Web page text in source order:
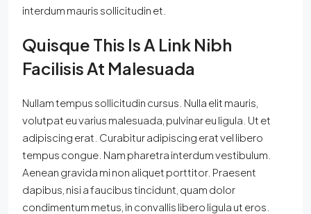
interdum mauris sollicitudin et.
Quisque This Is A Link Nibh
Facilisis At Malesuada
Nullam tempus sollicitudin cursus. Nulla elit mauris,
volutpat eu varius malesuada, pulvinar eu ligula. Ut et
adipiscing erat. Curabitur adipiscing erat vel libero
tempus congue. Nam pharetra interdum vestibulum.
Aenean gravida mi non aliquet porttitor. Praesent
dapibus, nisi a faucibus tincidunt, quam dolor
condimentum metus, in convallis libero ligula ut eros.